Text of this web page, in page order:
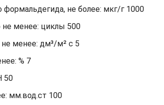
не более: мкг/г 1000
менее: циклы 500
менее: дм³/м² с 5
% 7
50
мм.вод.ст 100